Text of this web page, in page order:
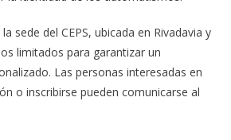
sede del CEPS, ubicada en Rivadavia y
limitados para garantizar un
Las personas interesadas en
o inscribirse pueden comunicarse al